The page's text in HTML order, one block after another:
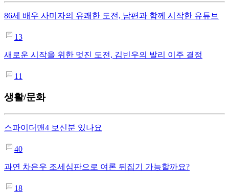
86세 배우 사미자의 유쾌한 도전, 남편과 함께 시작한 유튜브
13
새로운 시작을 위한 멋진 도전, 김빈우의 발리 이주 결정
11
생활/문화
스파이더맨4 보신분 있나요
40
과연 차은우 조세심판으로 여론 뒤집기 가능할까요?
18